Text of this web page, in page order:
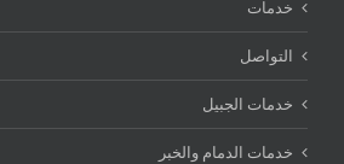
خدمات
التواصل
خدمات الجبيل
خدمات الدمام والخبر